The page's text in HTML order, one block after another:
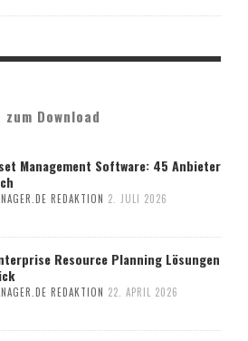
Download
Management Software: 45 Anbieter
REDAKTION 2. JULI 2026
Resource Planning Lösungen
REDAKTION 22. APRIL 2026